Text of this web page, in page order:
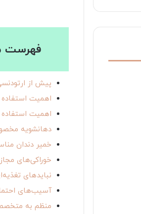
فهرست
پیش از
اهمیت استفاده
اهمیت استفاده
دهانشویه
خمیر دندان
خوراکی‌های
نبایدهای
آسیب‌های
منظم به